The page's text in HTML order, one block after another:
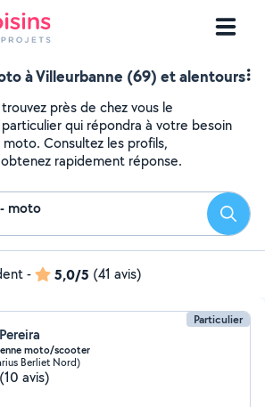
à Villeurbanne (69) et alentours
près de chez vous le
qui répondra à votre besoin
Consultez les profils,
rapidement réponse.
moto
- 5,0/5 (41 avis)
Particulier
moto/scooter
Berliet Nord)
(10 avis)